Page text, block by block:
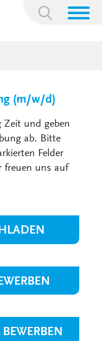
Suchbegriff:
(m/w/d)
Zeit und geben
ab. Bitte
Felder
freuen uns auf